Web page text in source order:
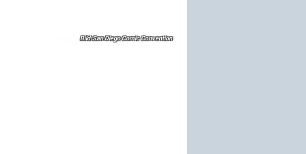
San Diego Comic Convention